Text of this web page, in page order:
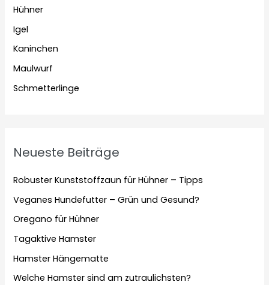
Hühner
Igel
Kaninchen
Maulwurf
Schmetterlinge
Neueste Beiträge
Robuster Kunststoffzaun für Hühner – Tipps
Veganes Hundefutter – Grün und Gesund?
Oregano für Hühner
Tagaktive Hamster
Hamster Hängematte
Welche Hamster sind am zutraulichsten?